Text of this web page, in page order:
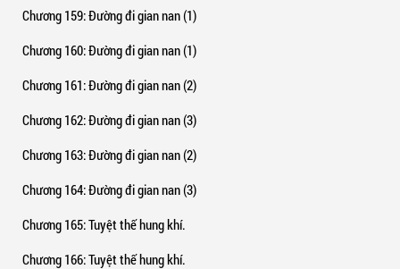
Chương 159: Đường đi gian nan (1)
Chương 160: Đường đi gian nan (1)
Chương 161: Đường đi gian nan (2)
Chương 162: Đường đi gian nan (3)
Chương 163: Đường đi gian nan (2)
Chương 164: Đường đi gian nan (3)
Chương 165: Tuyệt thế hung khí.
Chương 166: Tuyệt thế hung khí.